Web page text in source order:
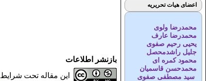
اعضای هیات تحریریه
محمدرضا ولوی
محمدرضا عارف
یحیی رحیم صفوی
جلیل راشدمحصل
محمود کمره ای
محمدحسن قاسمیان
سید مصطفی صفوی
بازنشر اطلاعات
این مقاله تحت شرایط